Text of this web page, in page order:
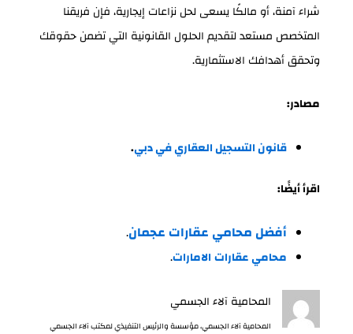
شراء آمنة، أو مالكًا يسعى لحل نزاعات إيجارية، فإن فريقنا
المتخصص مستعد لتقديم الحلول القانونية التي تضمن حقوقك
وتحقق أهدافك الاستثمارية.
مصادر:
قانون التسجيل العقاري في دبي.
اقرأ أيضًا:
أفضل محامي عقاراتعجمان.
محاميعقاراتالامارات.
المحامية آلاء الجسمي
المحامية آلاء الجسمي، مؤسسة والرئيس التنفيذي لمكتب آلاء الجسمي